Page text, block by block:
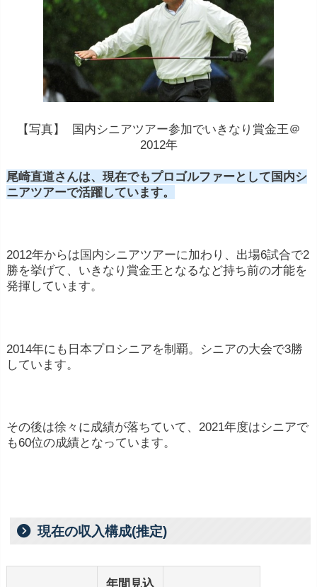
【写真】 国内シニアツアー参加でいきなり賞金王＠
2012年
尾崎直道さんは、現在でもプロゴルファーとして国内シ
ニアツアーで活躍しています。
2012年からは国内シニアツアーに加わり、出場6試合で2
勝を挙げて、いきなり賞金王となるなど持ち前の才能を
発揮しています。
2014年にも日本プロシニアを制覇。シニアの大会で3勝
しています。
その後は徐々に成績が落ちていて、2021年度はシニアで
も60位の成績となっています。
現在の収入構成(推定)
年間見込